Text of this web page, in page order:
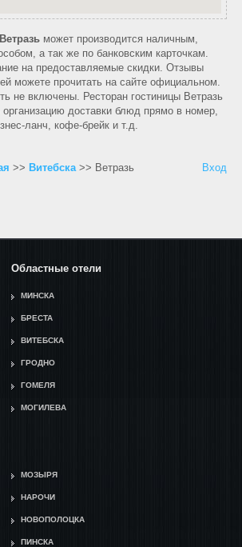
Ветразьможет производится наличным,
а так же по банковским карточкам.
на предоставляемые скидки. Отзывы
можете прочитать на сайте официальном.
не включены. Ресторан гостиницы Ветразь
доставки блюд прямо в номер,
ланч, кофе-брейк и т.д.
Вход
>> Витебска>> Ветразь
Областные отели
МИНСКА
БРЕСТА
ВИТЕБСКА
ГРОДНО
ГОМЕЛЯ
МОГИЛЕВА
МОЗЫРЯ
НАРОЧИ
НОВОПОЛОЦКА
ПИНСКА